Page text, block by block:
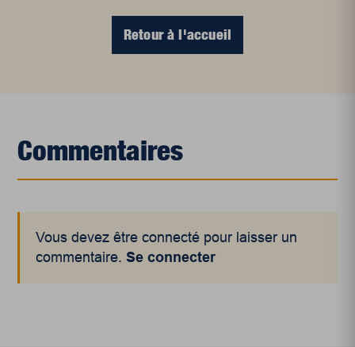
Retour à l'accueil
Commentaires
Vous devez être connecté pour laisser un
commentaire.Se connecter